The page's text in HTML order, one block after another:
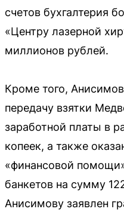
счетов бухгалтерия
«Центру лазерной
миллионов рублей.
Кроме того,
передачу взятки
заработной платы в
копеек, а также
«финансовой
банкетов на сумму
Анисимову заявлен